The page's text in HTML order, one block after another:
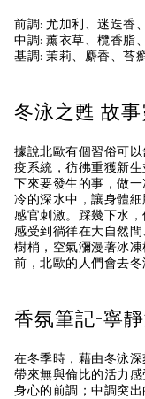
前調: 尤加利、迷迭⾹
中調: 薰衣草、欖香脂
基調: 茉莉、麝⾹、苔
冬泳之甦 故事
據說北歐有個習俗可
疫系統，彷彿重獲新
下來要發生的事，做
冷的深水中，讓身體
感官刺激。踩幾下水
感受到徜徉在大自然
樹梢，空氣瀰漫著冰
前，北歐的人們會去冬
香氛筆記-寧
在冬季時，藉由冬泳
帶來無與倫比的活力
身心的前調；中調突